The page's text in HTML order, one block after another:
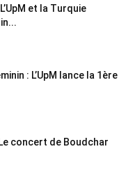
et la Turquie
: L’UpM lance la 1ère
concert de Boudchar